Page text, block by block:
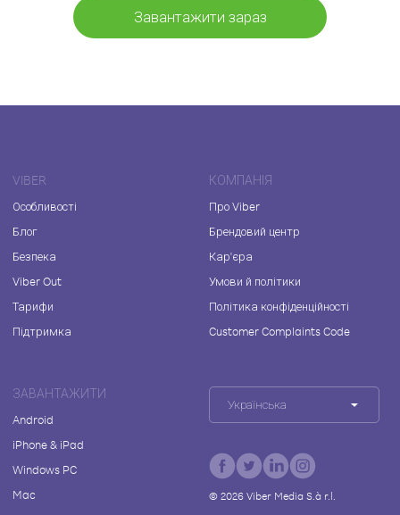
Завантажити зараз
VIBER
Особливості
Блог
Безпека
Viber Out
Тарифи
Підтримка
КОМПАНІЯ
Про Viber
Брендовий центр
Кар'єра
Умови й політики
Політика конфіденційності
Customer Complaints Code
ЗАВАНТАЖИТИ
Android
iPhone & iPad
Windows PC
Mac
Українська
© 2026Viber Media S.à r.l.